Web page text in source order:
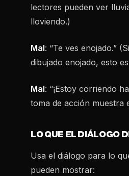
lectores pueden ver
lloviendo.)
Mal: “Te ves enojado.”
dibujado enojado, esto
Mal: “¡Estoy corriendo
toma de acción muestra
LO QUE EL DIÁLOGO
Usa el diálogo para lo
pueden mostrar: